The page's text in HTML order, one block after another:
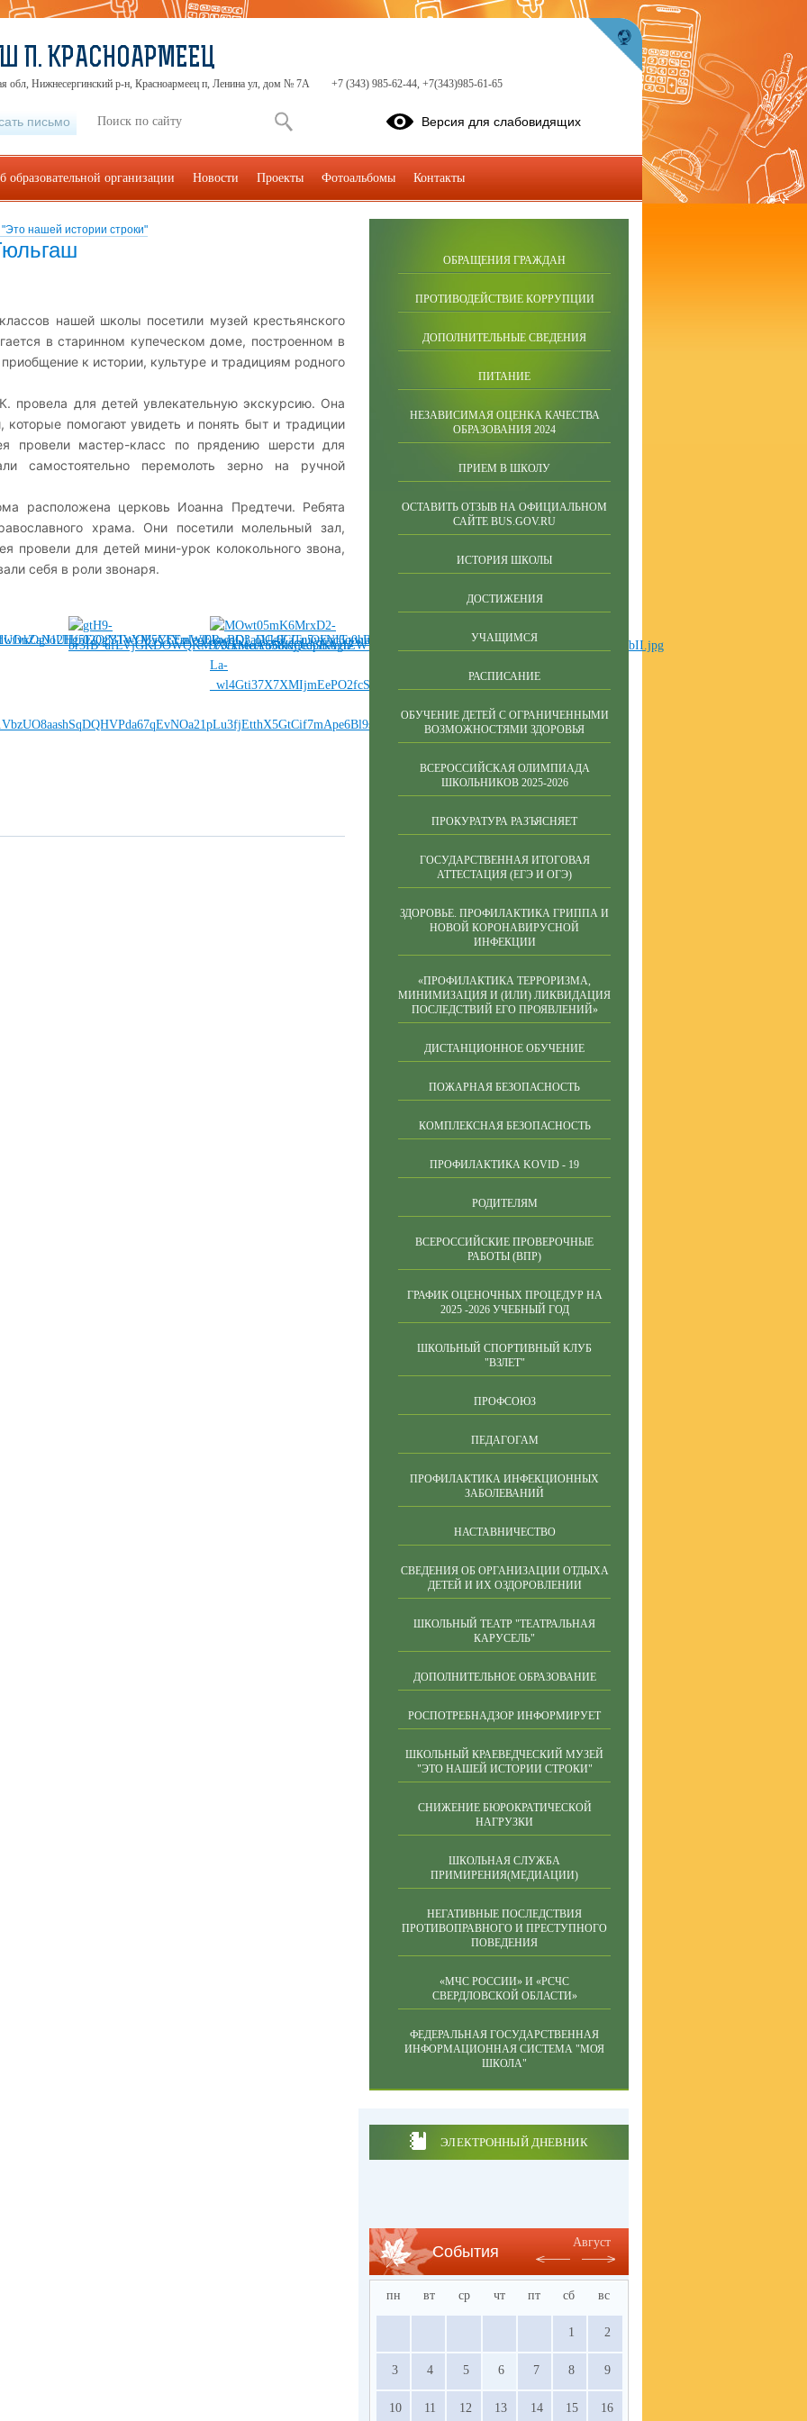
нашей истории строки"
нашей школы посетили музей крестьянского
в старинном купеческом доме, построенном в
к истории, культуре и традициям родного
провела для детей увлекательную экскурсию. Она
которые помогают увидеть и понять быт и традиции
провели мастер-класс по прядению шерсти для
самостоятельно перемолоть зерно на ручной
расположена церковь Иоанна Предтечи. Ребята
храма. Они посетили молельный зал,
провели для детей мини-урок колокольного звона,
себя в роли звонаря.
ОБРАЩЕНИЯ ГРАЖДАН
ПРОТИВОДЕЙСТВИЕ КОРРУПЦИИ
ДОПОЛНИТЕЛЬНЫЕ СВЕДЕНИЯ
ПИТАНИЕ
НЕЗАВИСИМАЯ ОЦЕНКА КАЧЕСТВА
ОБРАЗОВАНИЯ 2024
ПРИЕМ В ШКОЛУ
ОСТАВИТЬ ОТЗЫВ НА ОФИЦИАЛЬНОМ
САЙТЕ BUS.GOV.RU
ИСТОРИЯ ШКОЛЫ
ДОСТИЖЕНИЯ
УЧАЩИМСЯ
РАСПИСАНИЕ
ОБУЧЕНИЕ ДЕТЕЙ С ОГРАНИЧЕННЫМИ
ВОЗМОЖНОСТЯМИ ЗДОРОВЬЯ
ВСЕРОССИЙСКАЯ ОЛИМПИАДА
ШКОЛЬНИКОВ 2025-2026
ПРОКУРАТУРА РАЗЪЯСНЯЕТ
ГОСУДАРСТВЕННАЯ ИТОГОВАЯ
АТТЕСТАЦИЯ (ЕГЭ И ОГЭ)
ЗДОРОВЬЕ. ПРОФИЛАКТИКА ГРИППА И
НОВОЙ КОРОНАВИРУСНОЙ
ИНФЕКЦИИ
«ПРОФИЛАКТИКА ТЕРРОРИЗМА,
МИНИМИЗАЦИЯ И (ИЛИ) ЛИКВИДАЦИЯ
ПОСЛЕДСТВИЙ ЕГО ПРОЯВЛЕНИЙ»
ДИСТАНЦИОННОЕ ОБУЧЕНИЕ
ПОЖАРНАЯ БЕЗОПАСНОСТЬ
КОМПЛЕКСНАЯ БЕЗОПАСНОСТЬ
ПРОФИЛАКТИКА KOVID - 19
РОДИТЕЛЯМ
ВСЕРОССИЙСКИЕ ПРОВЕРОЧНЫЕ
РАБОТЫ (ВПР)
ГРАФИК ОЦЕНОЧНЫХ ПРОЦЕДУР НА
2025 -2026 УЧЕБНЫЙ ГОД
ШКОЛЬНЫЙ СПОРТИВНЫЙ КЛУБ
"ВЗЛЕТ"
ПРОФСОЮЗ
ПЕДАГОГАМ
ПРОФИЛАКТИКА ИНФЕКЦИОННЫХ
ЗАБОЛЕВАНИЙ
НАСТАВНИЧЕСТВО
СВЕДЕНИЯ ОБ ОРГАНИЗАЦИИ ОТДЫХА
ДЕТЕЙ И ИХ ОЗДОРОВЛЕНИИ
ШКОЛЬНЫЙ ТЕАТР "ТЕАТРАЛЬНАЯ
КАРУСЕЛЬ"
ДОПОЛНИТЕЛЬНОЕ ОБРАЗОВАНИЕ
РОСПОТРЕБНАДЗОР ИНФОРМИРУЕТ
ШКОЛЬНЫЙ КРАЕВЕДЧЕСКИЙ МУЗЕЙ
"ЭТО НАШЕЙ ИСТОРИИ СТРОКИ"
СНИЖЕНИЕ БЮРОКРАТИЧЕСКОЙ
НАГРУЗКИ
ШКОЛЬНАЯ СЛУЖБА
ПРИМИРЕНИЯ(МЕДИАЦИИ)
НЕГАТИВНЫЕ ПОСЛЕДСТВИЯ
ПРОТИВОПРАВНОГО И ПРЕСТУПНОГО
ПОВЕДЕНИЯ
«МЧС РОССИИ» И «РСЧС
СВЕРДЛОВСКОЙ ОБЛАСТИ»
ФЕДЕРАЛЬНАЯ ГОСУДАРСТВЕННАЯ
ИНФОРМАЦИОННАЯ СИСТЕМА "МОЯ
ШКОЛА"
ЭЛЕКТРОННЫЙ ДНЕВНИК
События
Август
пн вт ср чт пт сб вс
1 2
3 4 5 6 7 8 9
10 11 12 13 14 15 16
П. КРАСНОАРМЕЕЦ
обл, Нижнесергинский р-н, Красноармеец п, Ленина ул, дом № 7А +7 (343) 985-62-44, +7(343)985-61-65
письмо Версия для слабовидящих
образовательной организации Новости Проекты Фотоальбомы Контакты